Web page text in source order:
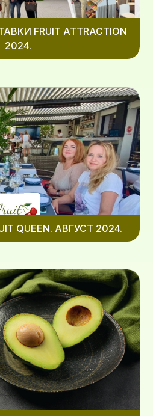
FRUIT ATTRACTION
2024.
QUEEN. АВГУСТ 2024.